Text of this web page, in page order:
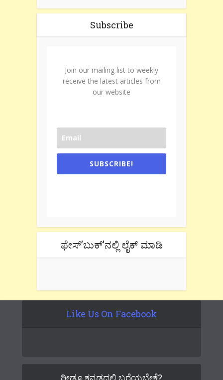
Subscribe
Join our mailing list to weekly
receive the latest articles from
our website
SUBSCRIBE!
ಫೇಸ್’ಬುಕ್’ನಲ್ಲಿ ಲೈಕ್ ಮಾಡಿ
Like Us On Facebook
ರೀಡೂ ಕನ್ನಡದಲ್ಲಿ ಬರೆಯಬೇಕೆ?